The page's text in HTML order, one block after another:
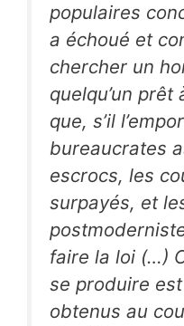
populaires
a échoué et
chercher un
quelqu’un
que, s’il
bureaucrates
escrocs, les
surpayés, et
faire la loi (…)
se produire
obtenus au